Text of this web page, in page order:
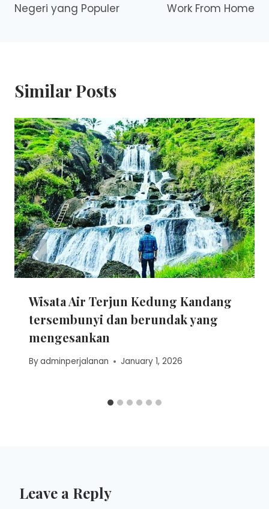
Negeri yang Populer
Work From Home
Similar Posts
Wisata Air Terjun Kedung Kandang
tersembunyi dan berundak yang
mengesankan
Byadminperjalanan January 1, 2026
Leave a Reply